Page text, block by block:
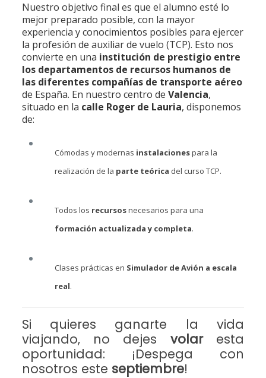
Nuestro objetivo final es que el alumno esté lo
mejor preparado posible, con la mayor
experiencia y conocimientos posibles para ejercer
la profesión de auxiliar de vuelo (TCP). Esto nos
convierte en una institución de prestigio entre
los departamentos de recursos humanos de
las diferentes compañías de transporte aéreo
de España. En nuestro centro de Valencia,
situado en la calle Roger de Lauria, disponemos
de:
Cómodas y modernas instalacionespara la
realización de la parte teórica del curso TCP.
Todos los recursosnecesarios para una
formación actualizada y completa.
Clases prácticas en Simulador de Avión a escala
real.
Si quieres ganarte la vida
viajando, no dejes volaresta
oportunidad: ¡Despega con
nosotros este septiembre!